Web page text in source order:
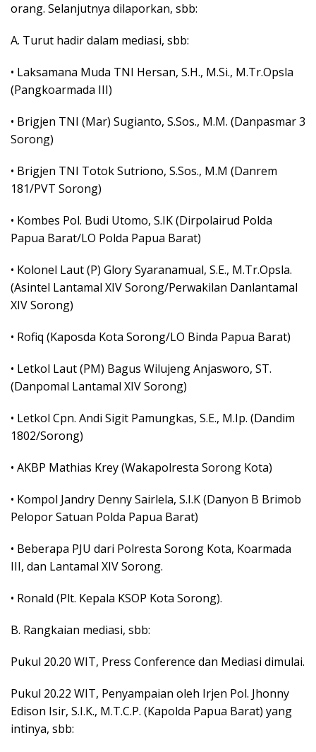
orang. Selanjutnya dilaporkan, sbb:
A. Turut hadir dalam mediasi, sbb:
• Laksamana Muda TNI Hersan, S.H., M.Si., M.Tr.Opsla
(Pangkoarmada III)
• Brigjen TNI (Mar) Sugianto, S.Sos., M.M. (Danpasmar 3
Sorong)
• Brigjen TNI Totok Sutriono, S.Sos., M.M (Danrem
181/PVT Sorong)
• Kombes Pol. Budi Utomo, S.IK (Dirpolairud Polda
Papua Barat/LO Polda Papua Barat)
• Kolonel Laut (P) Glory Syaranamual, S.E., M.Tr.Opsla.
(Asintel Lantamal XIV Sorong/Perwakilan Danlantamal
XIV Sorong)
• Rofiq (Kaposda Kota Sorong/LO Binda Papua Barat)
• Letkol Laut (PM) Bagus Wilujeng Anjasworo, ST.
(Danpomal Lantamal XIV Sorong)
• Letkol Cpn. Andi Sigit Pamungkas, S.E., M.Ip. (Dandim
1802/Sorong)
• AKBP Mathias Krey (Wakapolresta Sorong Kota)
• Kompol Jandry Denny Sairlela, S.I.K (Danyon B Brimob
Pelopor Satuan Polda Papua Barat)
• Beberapa PJU dari Polresta Sorong Kota, Koarmada
III, dan Lantamal XIV Sorong.
• Ronald (Plt. Kepala KSOP Kota Sorong).
B. Rangkaian mediasi, sbb:
Pukul 20.20 WIT, Press Conference dan Mediasi dimulai.
Pukul 20.22 WIT, Penyampaian oleh Irjen Pol. Jhonny
Edison Isir, S.I.K., M.T.C.P. (Kapolda Papua Barat) yang
intinya, sbb: